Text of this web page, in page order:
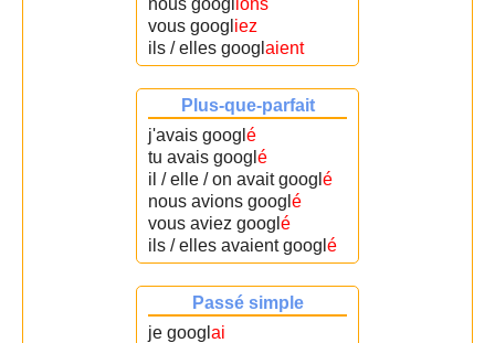
nous googl ions
vous googl iez
ils / elles googl aient
Plus-que-parfait
j'avais googl é
tu avais googl é
il / elle / on avait googl é
nous avions googl é
vous aviez googl é
ils / elles avaient googl é
Passé simple
je googl ai